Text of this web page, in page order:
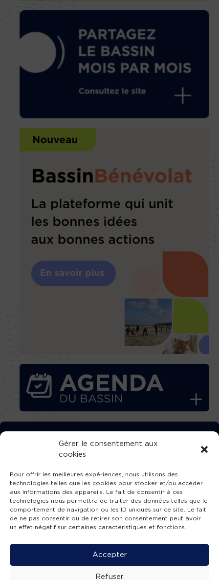
Gérer le consentement aux
cookies
Pour offrir les meilleures expériences, nous utilisons des
technologies telles que les cookies pour stocker et/ou accéder
aux informations des appareils. Le fait de consentir à ces
technologies nous permettra de traiter des données telles que le
comportement de navigation ou les ID uniques sur ce site. Le fait
de ne pas consentir ou de retirer son consentement peut avoir
un effet négatif sur certaines caractéristiques et fonctions.
Accepter
Refuser
TÉLÉCHARGEZ GRATUITEMENT
L’APPLICATION TVBA !
SUIVEZ-NOUS !
Mentions légales -Accessibilité